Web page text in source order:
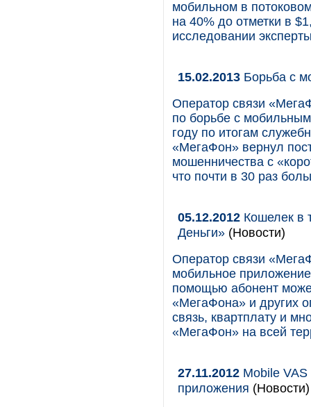
мобильном в
на 40% до отметки в
исследовании
15.02.2013 Борьба с
Оператор связи
по борьбе с
году по итогам
«МегаФон» вернул
мошенничества с
что почти в 30 раз
05.12.2012 Кошелек в
Деньги» (Новости)
Оператор связи
мобильное
помощью абонент
«МегаФона» и других
связь, квартплату и
«МегаФон» на всей
27.11.2012 Mobile
приложения (Новости)